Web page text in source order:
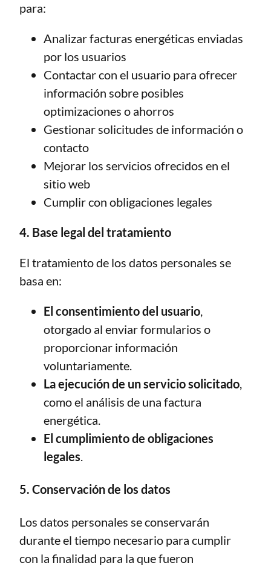
para:
Analizar facturas energéticas enviadas
por los usuarios
Contactar con el usuario para ofrecer
información sobre posibles
optimizaciones o ahorros
Gestionar solicitudes de información o
contacto
Mejorar los servicios ofrecidos en el
sitio web
Cumplir con obligaciones legales
4. Base legal del tratamiento
El tratamiento de los datos personales se
basa en:
El consentimiento del usuario,
otorgado al enviar formularios o
proporcionar información
voluntariamente.
La ejecución de un servicio solicitado,
como el análisis de una factura
energética.
El cumplimiento de obligaciones
legales.
5. Conservación de los datos
Los datos personales se conservarán
durante el tiempo necesario para cumplir
con la finalidad para la que fueron